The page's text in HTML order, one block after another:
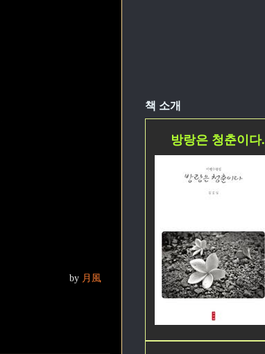
by 月風
책 소개
방랑은 청춘이다.